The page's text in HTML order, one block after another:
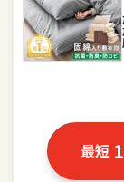
家電
DIY、工具 最短 1